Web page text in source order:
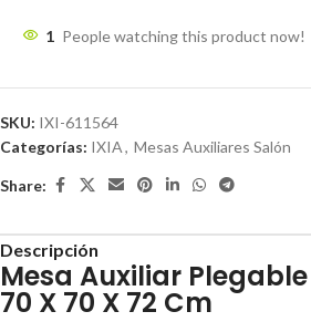
1 People watching this product now!
SKU: IXI-611564
Categorías: IXIA, Mesas Auxiliares Salón
Share:
Descripción
Mesa Auxiliar
70 X 70 X 72 Cm